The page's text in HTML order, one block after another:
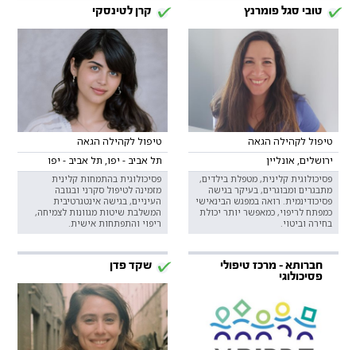
טובי סגל פומרנץ
טיפול לקהילה הגאה
ירושלים, אונליין
פסיכולוגית קלינית, מטפלת בילדים,
מתבגרים ומבוגרים, בעיקר בגישה
פסיכודינמית. רואה במפגש הבינאישי
כמפתח לריפוי, כמאפשר יותר יכולת
בחירה וביטוי.
קרן לטינסקי
טיפול לקהילה הגאה
תל אביב - יפו, תל אביב - יפו
פסיכולוגית בהתמחות קלינית
מזמינה לטיפול סקרני ובגובה
העיניים, בגישה אינטגרטיבית
המשלבת שיטות מגוונות לצמיחה,
ריפוי והתפתחות אישית.
חברותא - מרכז טיפולי
פסיכולוגי
שקד פדן